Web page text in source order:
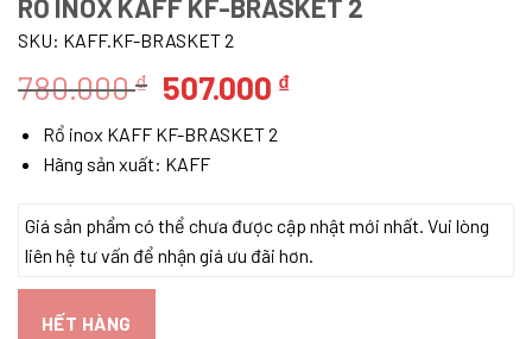
RỔ INOX KAFF KF-BRASKET 2
SKU: KAFF.KF-BRASKET 2
780.000₫ Giá
là:
780.000 ₫.
507.000 ₫Giá
507.000 ₫.
Rổ inox KAFF KF-BRASKET 2
Hãng sản xuất: KAFF
Giá sản phẩm có thể chưa được cập nhật mới nhất. Vui lòng
liên hệ tư vấn để nhận giá ưu đãi hơn.
HẾT HÀNG